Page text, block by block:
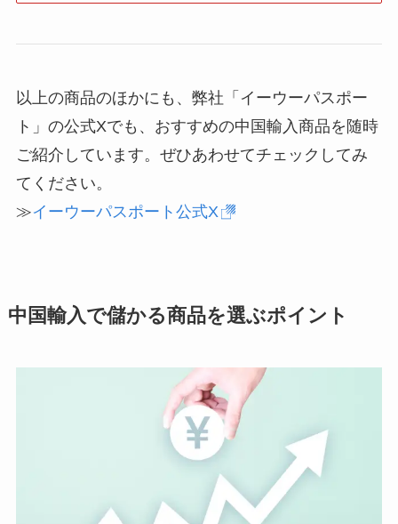
以上の商品のほかにも、弊社「イーウーパスポー
ト」の公式Xでも、おすすめの中国輸入商品を随時
ご紹介しています。ぜひあわせてチェックしてみ
てください。
≫イーウーパスポート公式X
中国輸入で儲かる商品を選ぶポイント